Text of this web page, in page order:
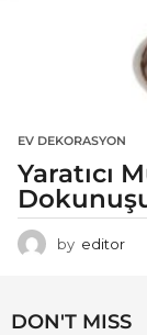
EV DEKORASYON
Yaratıcı
by editor
DON'T MISS